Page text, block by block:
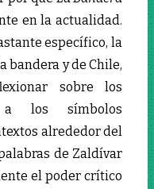
en la actualidad.
específico, la
bandera y de Chile,
sobre los
a los símbolos
alrededor del
de Zaldívar
el poder crítico